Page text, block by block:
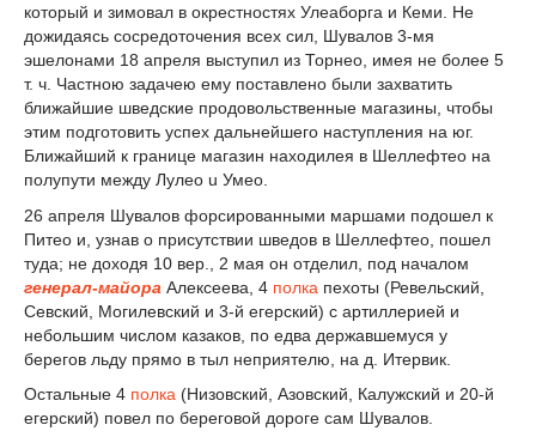
который и зимовал в окрестностях Улеаборга и Кеми. Не
дожидаясь сосредоточения всех сил, Шувалов 3-мя
эшелонами 18 апреля выступил из Торнео, имея не более 5
т. ч. Частною задачею ему поставлено были захватить
ближайшие шведские продовольственные магазины, чтобы
этим подготовить успех дальнейшего наступления на юг.
Ближайший к границе магазин находилея в Шеллефтео на
полупути между Лулео u Умео.
26 апреля Шувалов форсированными маршами подошел к
Питео и, узнав о присутствии шведов в Шеллефтео, пошел
туда; не доходя 10 вер., 2 мая он отделил, под началом
генерал-майора Алексеева, 4 полка пехоты (Ревельский,
Севский, Могилевский и 3-й егерский) с артиллерией и
небольшим числом казаков, по едва державшемуся у
берегов льду прямо в тыл неприятелю, на д. Итервик.
Остальные 4 полка (Низовский, Азовский, Калужский и 20-й
егерский) повел по береговой дороге сам Шувалов.